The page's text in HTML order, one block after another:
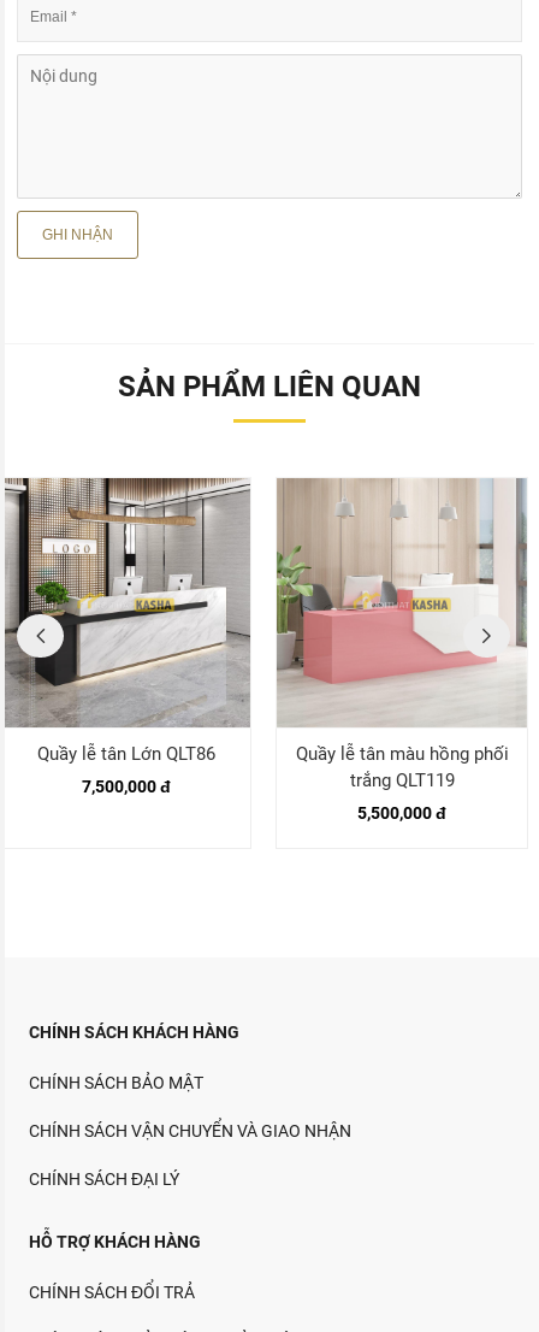
SẢN PHẨM LIÊN QUAN
Quầy lễ tân Lớn QLT86
7,500,000 đ
Quầy lễ tân màu hồng phối
trắng QLT119
5,500,000 đ
CHÍNH SÁCH KHÁCH HÀNG
CHÍNH SÁCH BẢO MẬT
CHÍNH SÁCH VẬN CHUYỂN VÀ GIAO NHẬN
CHÍNH SÁCH ĐẠI LÝ
HỖ TRỢ KHÁCH HÀNG
CHÍNH SÁCH ĐỔI TRẢ